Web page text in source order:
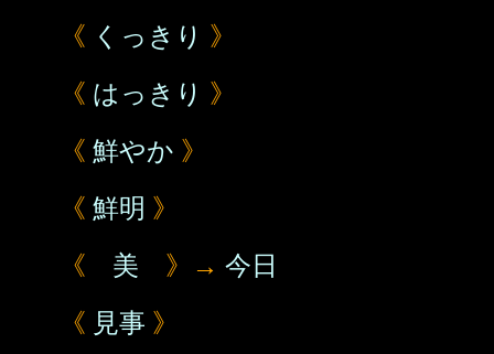
《 くっきり 》
《 はっきり 》
《 鮮やか 》
《 鮮明 》
《 美 》→ 今日
《 見事 》